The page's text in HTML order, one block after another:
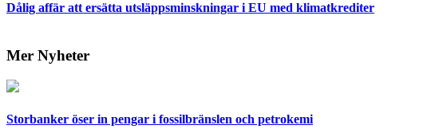
Dålig affär att ersätta utsläppsminskningar i EU med klimatkrediter
Mer Nyheter
Storbanker öser in pengar i fossilbränslen och petrokemi